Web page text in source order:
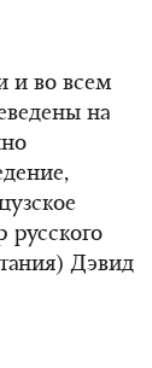
и во всем
на
русского
Дэвид